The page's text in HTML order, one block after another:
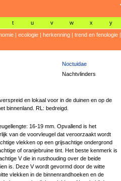
t u v w x y
| ecologie| herkenning| trend en fenologie|
Noctuidae
Nachtvlinders
en lokaal voor in de duinen en op de
binnenland. RL: bedreigd.
16-19 mm. Opvallend is het
van de voorvleugel dat veroorzaakt wordt
vlekken op een grijsachtige ondergrond
of oranjebruine tint. Het beste kenmerk is
V die in rusthouding over de beide
is. Deze V wordt gevormd door de witte
vlekken in de binnenrandhoeken en de